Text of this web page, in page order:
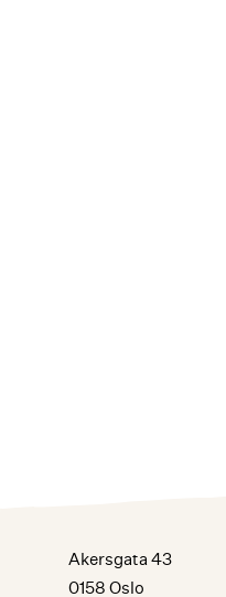
Akersgata 43
0158 Oslo